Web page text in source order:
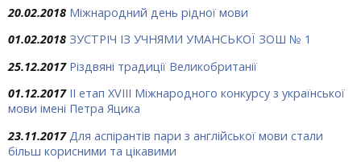
20.02.2018 Міжнародний день рідної мови
01.02.2018 ЗУСТРІЧ ІЗ УЧНЯМИ УМАНСЬКОЇ ЗОШ № 1
25.12.2017 Різдвяні традиції Великобританії
01.12.2017 ІІ етап XVIII Міжнародного конкурсу з української
мови імені Петра Яцика
23.11.2017 Для аспірантів пари з англійської мови стали
більш корисними та цікавими